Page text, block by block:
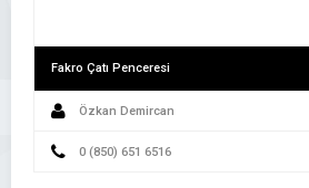
Fakro Çatı Penceresi
Özkan Demircan
0 (850) 651 6516